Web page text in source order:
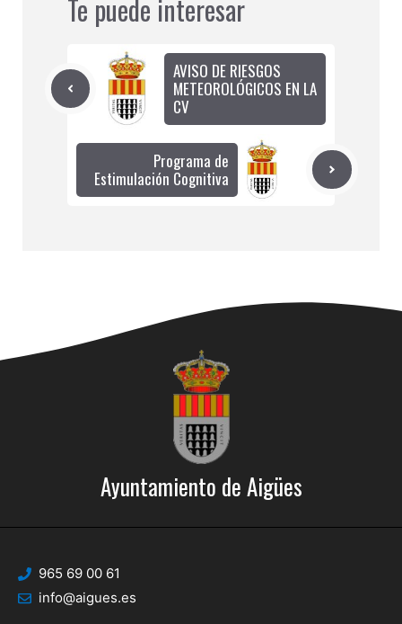
Te puede interesar
AVISO DE RIESGOS
METEOROLÓGICOS EN LA
CV
Programa de
Estimulación Cognitiva
Ayuntamiento de Aigües
965 69 00 61
info@aigues.es